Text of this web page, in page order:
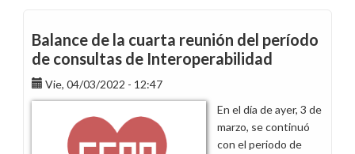
propuesta
de
acuerdo
de
teletrabajo
Balance de la cuarta reunión del período
de consultas de Interoperabilidad
Vie, 04/03/2022 - 12:47
En el día de ayer, 3 de
marzo, se continuó
con el periodo de